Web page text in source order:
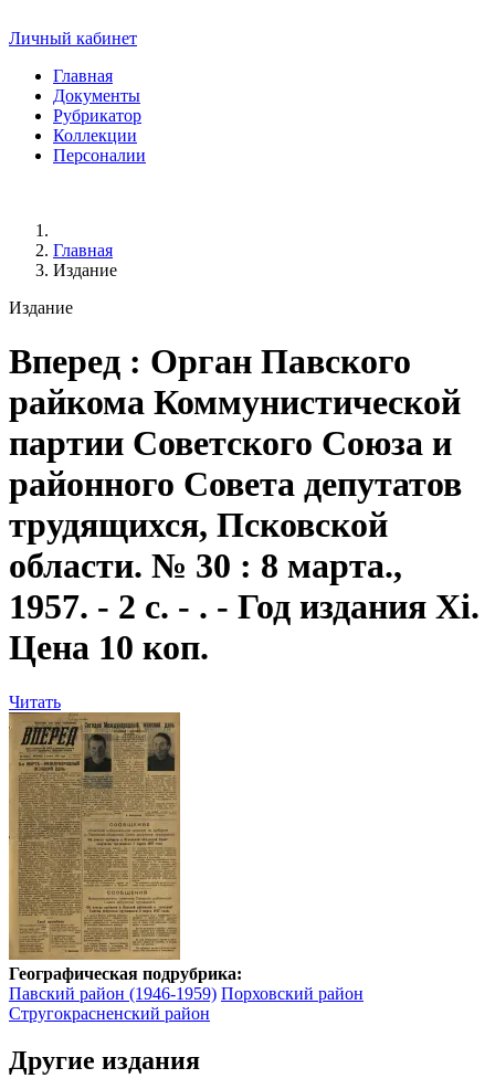
Личный кабинет
Главная
Документы
Рубрикатор
Коллекции
Персоналии
Главная
Издание
Издание
Вперед : Орган Павского
райкома Коммунистической
партии Советского Союза и
районного Совета депутатов
трудящихся, Псковской
области. № 30 : 8 марта.,
1957. - 2 с. - . - Год издания Xi.
Цена 10 коп.
Читать
Географическая подрубрика:
Павский район (1946-1959) Порховский район
Стругокрасненский район
Другие издания